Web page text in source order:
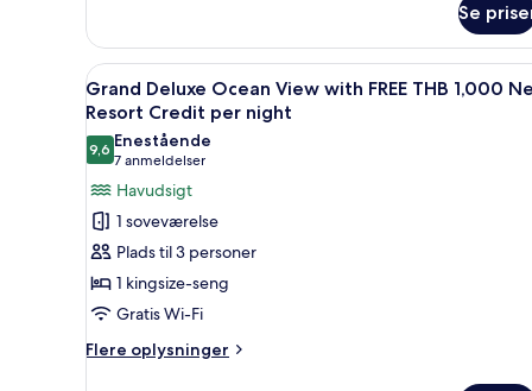
Net
Resort
Credit
Per
Night
With
FREE
THB
1,000
Net
Resort
Credit
Per
Night
Se
Indlæs
alle
billeder
af
Grand
Deluxe
Ocean
View
with
FREE
THB
En træterrasse med et bord,
5
Grand Deluxe Ocean View with FREE THB 1,000
Resort Credit per night
9,69,6 ud af 10
Enestående
7 anmeldelser
(7
anmeldelser)
Havudsigt
1 soveværelse
Plads til 3 personer
1 kingsize-seng
Gratis Wi-Fi
Flere oplysninger
Flere